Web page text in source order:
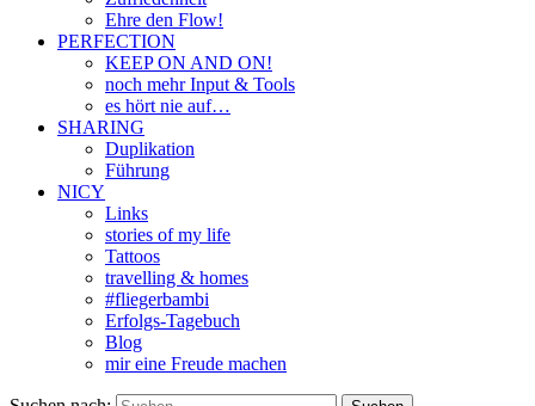
Ehre den Flow!
PERFECTION
KEEP ON AND ON!
noch mehr Input & Tools
es hört nie auf…
SHARING
Duplikation
Führung
NICY
Links
stories of my life
Tattoos
travelling & homes
#fliegerbambi
Erfolgs-Tagebuch
Blog
mir eine Freude machen